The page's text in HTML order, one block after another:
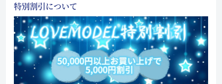
特別割引について